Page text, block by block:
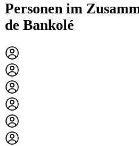
Personen im
de Bankolé